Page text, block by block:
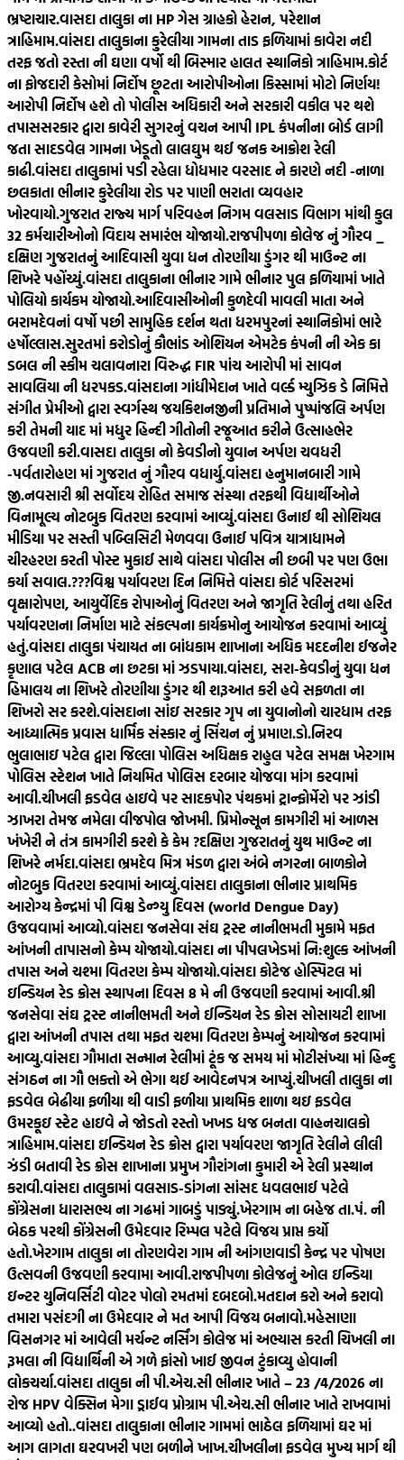
ભ્રષ્ટાચાર.વાસદા તાલુકા ના HP ગેસ ગ્રાહકો હેરાન, પરેશાન
ત્રાહિમામ.વાંસદા તાલુકાના કુરેલીયા ગામના તાડ ફળિયામાં કાવેરા નદી
તરફ જતો રસ્તા ની ઘણા વર્ષો થી બિસ્માર હાલત સ્થાનિકો ત્રાહિમામ.કોર્ટ
ના ફોજદારી કેસોમાં નિર્દોષ છૂટતા આરોપીઓના કિસ્સામાં મોટો નિર્ણય!
આરોપી નિર્દોષ હશે તો પોલીસ અધિકારી અને સરકારી વકીલ પર થશે
તપાસસરકાર દ્વારા કાવેરી સુગરનું વચન આપી IPL કંપનીના બોર્ડ લાગી
જતા સાદડવેલ ગામના ખેડૂતો લાલઘુમ થઈ જનક આક્રોશ રેલી
કાઢી.વાંસદા તાલુકામાં પડી રહેલા ધોધમાર વરસાદ ને કારણે નદી -નાળા
છલકાતા ભીનાર કુરેલીયા રોડ પર પાણી ભરાતા વ્યવહાર
ખોરવાયો.ગુજરાત રાજ્ય માર્ગ પરિવહન નિગમ વલસાડ વિભાગ માંથી કુલ
32 કર્મચારીઓનો વિદાય સમારંભ યોજાયો.રાજપીપળા કોલેજ નું ગૌરવ _
દક્ષિણ ગુજરાતનું આદિવાસી યુવા ધન તોરણીયા ડુંગર થી માઉન્ટ ના
શિખરે પહોંચ્યું.વાંસદા તાલુકાના ભીનાર ગામે ભીનાર પુલ ફળિયામાં ખાતે
પોલિયો કાર્યકમ યોજાયો.આદિવાસીઓની કુળદેવી માવલી માતા અને
બરામદેવનાં વર્ષો પછી સામુહિક દર્શન થતા ધરમપુરનાં સ્થાનિકોમાં ભારે
હર્ષોલ્લાસ.સુરતમાં કરોડોનું કૌભાંડ ઓશિયન એમટેક કંપની ની એક કા
ડબલ ની સ્કીમ ચલાવનારા વિરુદ્ધ FIR પાંચ આરોપી માં સાવન
સાવલિયા ની ધરપકડ.વાંસદાના ગાંધીમેદાન ખાતે વર્લ્ડ મ્યુઝિક ડે નિમિત્તે
સંગીત પ્રેમીઓ દ્વારા સ્વર્ગસ્થ જયકિશનજીની પ્રતિમાને પુષ્પાંજલિ અર્પણ
કરી તેમની યાદ માં મધુર હિન્દી ગીતોની રજૂઆત કરીને ઉત્સાહભેર
ઉજવણી કરી.વાસદા તાલુકા નો કેવડીનો યુવાન અર્પણ ચવધરી
-પર્વતારોહણ માં ગુજરાત નું ગૌરવ વધાર્યુ.વાંસદા હનુમાનબારી ગામે
જી.નવસારી શ્રી સર્વોદય રોહિત સમાજ સંસ્થા તરફથી વિદ્યાર્થીઓને
વિનામૂલ્ય નોટબુક વિતરણ કરવામાં આવ્યું.વાંસદા ઉનાઈ થી સોશિયલ
મીડિયા પર સસ્તી પબ્લિસિટી મેળવવા ઉનાઈ પવિત્ર યાત્રાધામને
ચીરહરણ કરતી પોસ્ટ મુકાઈ સાથે વાંસદા પોલીસ ની છબી પર પણ ઉભા
કર્યા સવાલ.???વિશ્વ પર્યાવરણ દિન નિમિત્તે વાંસદા કોર્ટ પરિસરમાં
વૃક્ષારોપણ, આયુર્વેદિક રોપાઓનું વિતરણ અને જાગૃતિ રેલીનું તથા હરિત
પર્યાવરણના નિર્માણ માટે સંકલ્પના કાર્યક્રમોનુ આયોજન કરવામાં આવ્યું
હતું.વાંસદા તાલુકા પંચાયત ના બાંધકામ શાખાના અધિક મદદનીશ ઈજનેર
કૃણાલ પટેલ ACB ના છટકા માં ઝડપાયા.વાંસદા, સરા-કેવડીનું યુવા ધન
હિમાલય ના શિખરે તોરણીયા ડુંગર થી શરૂઆત કરી હવે સફળતા ના
શિખરો સર કરશે.વાંસદાના સાંઇ સરકાર ગૃપ ના યુવાનોનો ચારધામ તરફ
આધ્યાત્મિક પ્રવાસ ધાર્મિક સંસ્કાર નું સિંચન નું પ્રમાણ.ડો.નિરવ
ભુલાભાઇ પટેલ દ્વારા જિલ્લા પોલિસ અધિક્ષક રાહુલ પટેલ સમક્ષ ખેરગામ
પોલિસ સ્ટેશન ખાતે નિયમિત પોલિસ દરબાર યોજવા માંગ કરવામાં
આવી.ચીખલી ફડવેલ હાઇવે પર સાદકપોર પંથકમાં ટ્રાન્ફોર્મેરો પર ઝાંડી
ઝાખરા તેમજ નમેલા વીજપોલ જોખમી. પ્રિમોન્સૂન કામગીરી માં આળસ
ખંખેરી ને તંત્ર કામગીરી કરશે કે કેમ ?દક્ષિણ ગુજરાતનું યુથ માઉન્ટ ના
શિખરે નર્મદા.વાંસદા ભ્રમદેવ મિત્ર મંડળ દ્વારા અંબે નગરના બાળકોને
નોટબુક વિતરણ કરવામાં આવ્યું.વાંસદા તાલુકાના ભીનાર પ્રાથમિક
આરોગ્ય કેન્દ્રમાં પી વિશ્વ ડેન્ગ્યુ દિવસ (world Dengue Day)
ઉજવવામાં આવ્યો.વાંસદા જનસેવા સંઘ ટ્રસ્ટ નાનીભમતી મુકામે મફત
આંખની તાપાસનો કેમ્પ યોજાયો.વાંસદા ના પીપલખેડમાં નિ:શુલ્ક આંખની
તપાસ અને ચશ્મા વિતરણ કેમ્પ યોજાયો.વાંસદા કોટેજ હોસ્પિટલ માં
ઇન્ડિયન રેડ ક્રોસ સ્થાપના દિવસ 8 મે ની ઉજવણી કરવામાં આવી.શ્રી
જનસેવા સંઘ ટ્રસ્ટ નાનીભમતી અને ઈન્ડિયન રેડ ક્રોસ સોસાયટી શાખા
દ્વારા આંખની તપાસ તથા મફત ચશ્મા વિતરણ કેમ્પનું આયોજન કરવામાં
આવ્યુ.વાંસદા ગૌમાતા સન્માન રેલીમાં ટૂંક જ સમય માં મોટીસંખ્યા માં હિન્દુ
સંગઠન ના ગૌ ભક્તો એ ભેગા થઈ આવેદનપત્ર આપ્યું.ચીખલી તાલુકા ના
ફડવેલ બેઢીયા ફળીયા થી વાડી ફળીયા પ્રાથમિક શાળા થઇ ફડવેલ
ઉમરકૂઇ સ્ટેટ હાઇવે ને જોડતો રસ્તો ખખડ ધજ બનતા વાહનચાલકો
ત્રાહિમામ.વાંસદા ઇન્ડિયન રેડ ક્રોસ દ્વારા પર્યાવરણ જાગૃતિ રેલીને લીલી
ઝંડી બતાવી રેડ ક્રોસ શાખાના પ્રમુખ ગૌરાંગના કુમારી એ રેલી પ્રસ્થાન
કરાવી.વાંસદા તાલુકામાં વલસાડ-ડાંગના સાંસદ ધવલભાઈ પટેલે
કોંગ્રેસના ધારાસભ્ય ના ગઢમાં ગાબડું પાડ્યું.ખેરગામ ના બહેજ તા.પં. ની
બેઠક પરથી કોંગ્રેસની ઉમેદવાર રિમ્પલ પટેલે વિજય પ્રાપ્ત કર્યો
હતો.ખેરગામ તાલુકા ના તોરણવેરા ગામ ની આંગણવાડી કેન્દ્ર પર પોષણ
ઉત્સવની ઉજવણી કરવામા આવી.રાજપીપળા કોલેજનું ઓલ ઇન્ડિયા
ઇન્ટર યુનિવર્સિટી વોટર પોલો રમતમાં દબદબો.મતદાન કરો અને કરાવો
તમારા પસંદગી ના ઉમેદવાર ને મત આપી વિજય બનાવો.મહેસાણા
વિસનગર માં આવેલી મર્ચન્ટ નર્સિંગ કોલેજ માં અભ્યાસ કરતી ચિખલી ના
રૂમલા ની વિદ્યાર્થિની એ ગળે ફાંસો ખાઈ જીવન ટુંકાવ્યુ હોવાની
લોકચર્ચા.વાંસદા તાલુકા ની પી.એચ.સી ભીનાર ખાતે – 23 /4/2026 ના
રોજ HPV વેક્સિન મેગા ડ્રાઈવ પ્રોગ્રામ પી.એચ.સી ભીનાર ખાતે રાખવામાં
આવ્યો હતો..વાંસદા તાલુકાના ભીનાર ગામમાં ભાઠેલ ફળિયામાં ઘર માં
આગ લાગતા ઘરવખરી પણ બળીને ખાખ.ચીખલીના ફડવેલ મુખ્ય માર્ગ થી